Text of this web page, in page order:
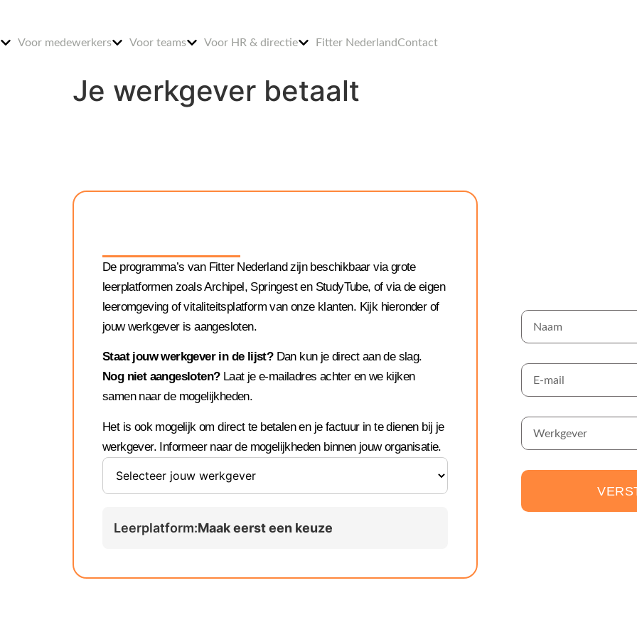
Voor medewerkers Voor teams Voor HR & directie Fitter NederlandContact
Je werkgever betaalt
De programma’s van Fitter Nederland zijn beschikbaar via grote
leerplatformen zoals Archipel, Springest en StudyTube, of via de eigen
leeromgeving of vitaliteitsplatform van onze klanten. Kijk hieronder of
jouw werkgever is aangesloten.
Staat jouw werkgever in de lijst?Dan kun je direct aan de slag.
Nog niet aangesloten?Laat je e-mailadres achter en we kijken
samen naar de mogelijkheden.
Het is ook mogelijk om direct te betalen en je factuur in te dienen bij je
werkgever. Informeer naar de mogelijkheden binnen jouw organisatie.
Leerplatform:Maak eerst een keuze